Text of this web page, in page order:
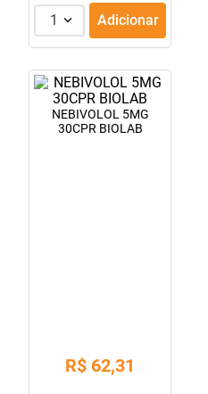
1 Adicionar
NEBIVOLOL 5MG
30CPR BIOLAB
R$ 62,31